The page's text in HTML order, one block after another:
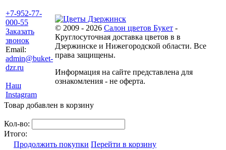
+7-952-77-
000-55
Заказать
звонок
Email:
admin@buket-
dzr.ru
Наш
Instagram
© 2009 - 2026 Салон цветов Букет -
Круглосуточная доставка цветов в в
Дзержинске и Нижегородской области. Все
права защищены.
Информация на сайте представлена для
ознакомления - не оферта.
Товар добавлен в корзину
Кол-во:
Итого:
Продолжить покупки Перейти в корзину